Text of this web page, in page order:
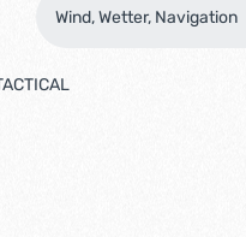
Wind, Wetter, Navigation